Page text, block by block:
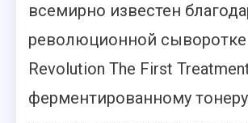
всемирно известен
революционной сыворотке
Revolution The First
ферментированному